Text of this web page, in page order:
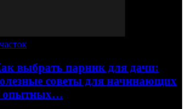
выбрать парник для дачи:
советы для начинающих
опытных…